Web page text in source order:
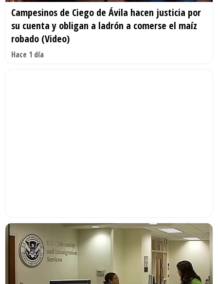
Campesinos de Ciego de Ávila hacen justicia por
su cuenta y obligan a ladrón a comerse el maíz
robado (Video)
Hace 1 día